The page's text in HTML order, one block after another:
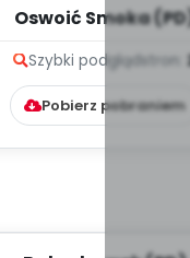
Oswoić Smoka
Szybki podglądstron:
Pobierz pobraniem